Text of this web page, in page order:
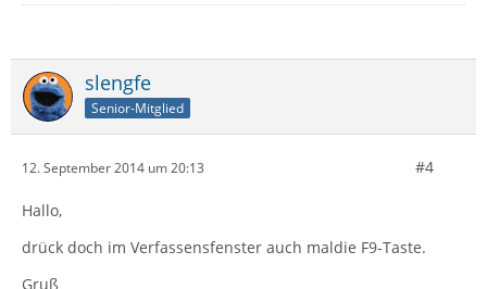
slengfe
Senior-Mitglied
12. September 2014 um 20:13 #4
Hallo,
drück doch im Verfassensfenster auch maldie F9-Taste.
Gruß